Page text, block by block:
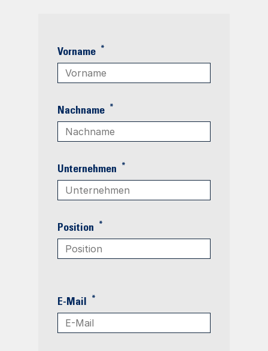
Vorname *
Nachname *
Unternehmen *
Position *
E-Mail *